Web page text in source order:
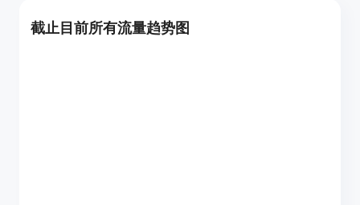
截止目前所有流量趋势图